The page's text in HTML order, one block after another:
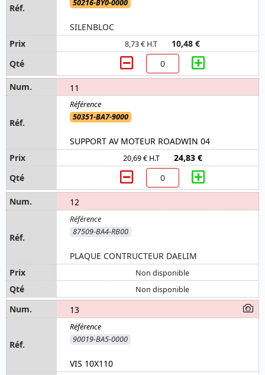
50216-BY0-0000
SILENBLOC
8,73 € H.T 10,48 €
11
50351-BA7-9000
SUPPORT AV MOTEUR ROADWIN 04
20,69 € H.T 24,83 €
12
87509-BA4-RB00
PLAQUE CONTRUCTEUR DAELIM
Non disponible
Non disponible
13
90019-BA5-0000
VIS 10X110